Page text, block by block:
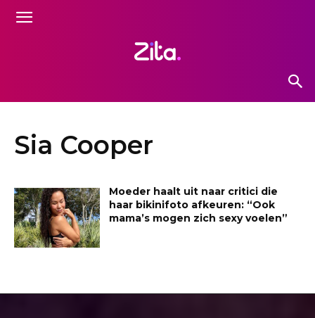
Sia Cooper
Moeder haalt uit naar critici die
haar bikinifoto afkeuren: “Ook
mama’s mogen zich sexy voelen”